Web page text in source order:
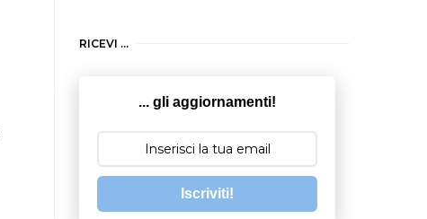
RICEVI ...
... gli aggiornamenti!
Iscriviti!